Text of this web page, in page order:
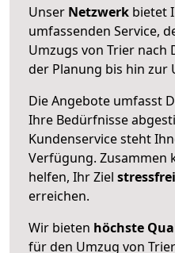
Unser Netzwerk bietet
umfassenden Service,
Umzugs von Trier nach
der Planung bis hin zur
Die Angebote umfasst
Ihre Bedürfnisse
Kundenservice steht
Verfügung. Zusammen
helfen, Ihr Ziel
erreichen.
Wir bieten höchste
für den Umzug von